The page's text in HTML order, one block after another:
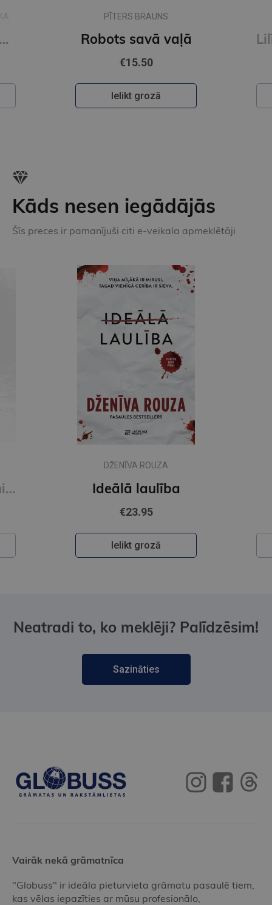
tehnikumu
PĪTERS BRAUNS
Robots savā vaļā
€15.50
Ielikt grozā
Kāds nesen iegādājās
Šīs preces ir pamanījuši citi e-veikala apmeklētāji
Novecot bez panikas (e-grāmata)
DŽENĪVA ROUZA
Ideālā laulība
€23.95
Ielikt grozā
Neatradi to, ko meklēji? Palīdzēsim!
Sazināties
Vairāk nekā grāmatnīca
"Globuss" ir ideāla pieturvieta grāmatu pasaulē tiem,
kas vēlas iepazīties ar mūsu profesionālo,